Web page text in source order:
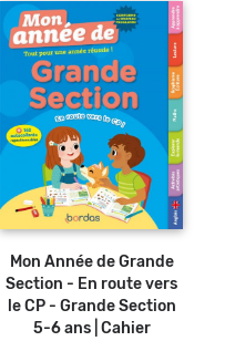
Ajouter au
Mon Année de Grande
Section - En route vers
le CP - Grande Section
5-6 ans | Cahier